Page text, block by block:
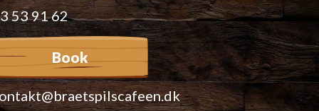
53 91 62
Book